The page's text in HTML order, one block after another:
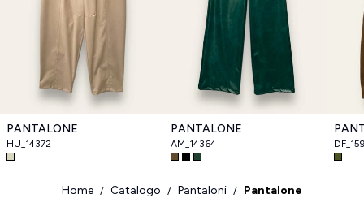
PANTALONE
HU_14372
PANTALONE
AM_14364
Home / Catalogo / Pantaloni / Pantalone